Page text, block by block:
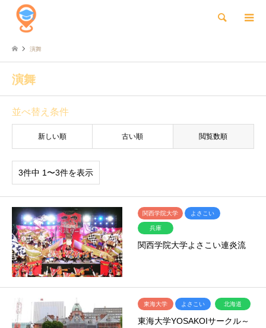
検索
演舞
演舞
並べ替え条件
新しい順 古い順 閲覧数順
3件中 1〜3件を表示
関西学院大学 よさこい
兵庫
関西学院大学よさこい連炎流
東海大学 よさこい 北海道
東海大学YOSAKOIサークル～